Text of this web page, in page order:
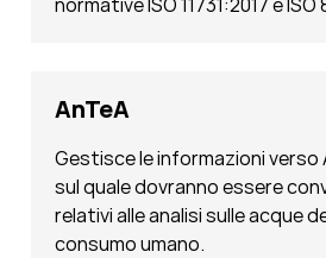
AnTeA
Gestisce le informazioni verso
sul quale dovranno essere
relativi alle analisi sulle acque
consumo umano.